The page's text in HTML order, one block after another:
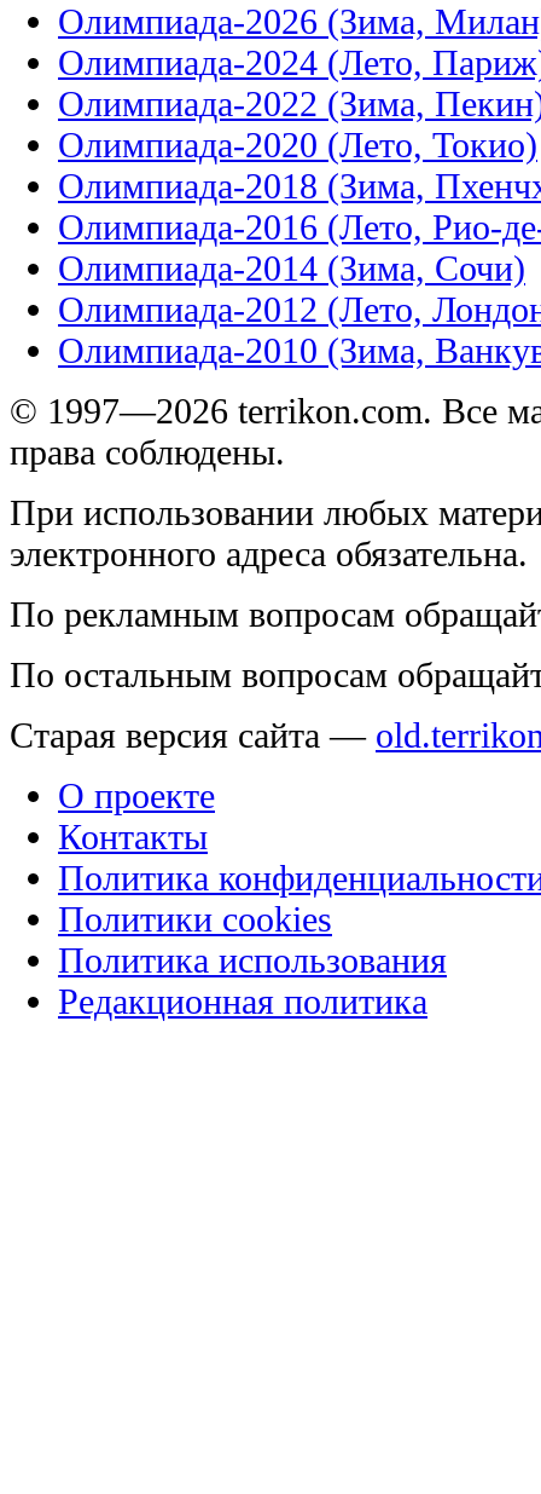
Олимпиада-2026 (Зима,
Олимпиада-2024 (Лето,
Олимпиада-2022 (Зима,
Олимпиада-2020 (Лето, Токио)
Олимпиада-2018 (Зима,
Олимпиада-2016 (Лето, Рио-
Олимпиада-2014 (Зима, Сочи)
Олимпиада-2012 (Лето,
Олимпиада-2010 (Зима,
© 1997—2026 terrikon.com. Все
права соблюдены.
При использовании любых
электронного адреса обязательна.
По рекламным вопросам
По остальным вопросам
Старая версия сайта —
О проекте
Контакты
Политика
Политики cookies
Политика использования
Редакционная политика